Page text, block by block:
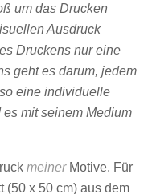
um das Drucken
Ausdruck
Druckens nur eine
geht es darum, jedem
eine individuelle
mit seinem Medium
meinerMotive. Für
(50 x 50 cm) aus dem